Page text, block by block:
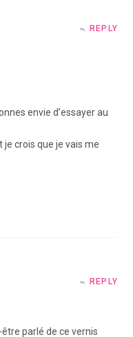
REPLY
envie d’essayer au
crois que je vais me
REPLY
être parlé de ce vernis